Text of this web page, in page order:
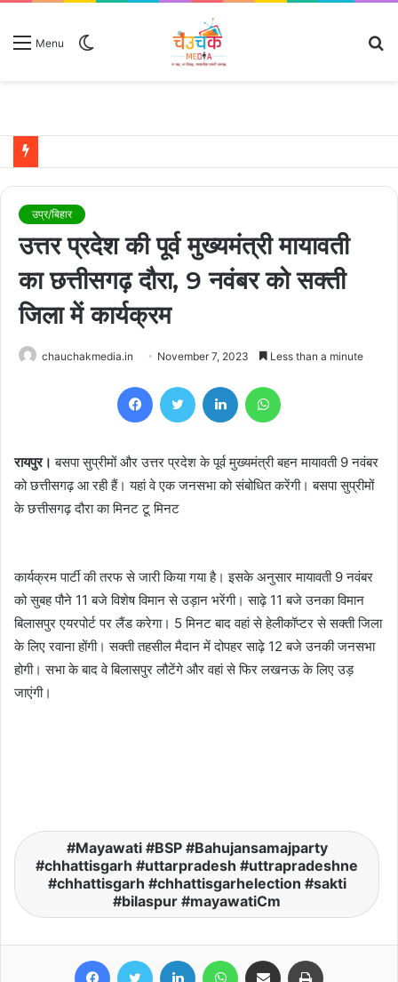
Menu
उप्र/बिहार
उत्तर प्रदेश की पूर्व मुख्यमंत्री मायावती
का छत्तीसगढ़ दौरा, 9 नवंबर को सक्ती
जिला में कार्यक्रम
chauchakmedia.in November 7, 2023 Less than a minute
FacebookTwitter LinkedIn
रायपुर। बसपा सुप्रीमों और उत्तर प्रदेश के पूर्व मुख्यमंत्री बहन मायावती 9 नवंबर
को छत्तीसगढ़ आ रही हैं। यहां वे एक जनसभा को संबोधित करेंगी। बसपा सुप्रीमों
के छत्तीसगढ़ दौरा का मिनट टू मिनट
कार्यक्रम पार्टी की तरफ से जारी किया गया है। इसके अनुसार मायावती 9 नवंबर
को सुबह पौने 11 बजे विशेष विमान से उड़ान भरेंगी। साढ़े 11 बजे उनका विमान
बिलासपुर एयरपोर्ट पर लैंड करेगा। 5 मिनट बाद वहां से हेलीकॉप्टर से सक्ती जिला
के लिए रवाना होंगी। सक्ती तहसील मैदान में दोपहर साढ़े 12 बजे उनकी जनसभा
होगी। सभा के बाद वे बिलासपुर लौटेंगे और वहां से फिर लखनऊ के लिए उड़
जाएंगी।
Mayawati #BSP #Bahujansamajparty
#chhattisgarh #uttarpradesh #uttrapradeshne
#chhattisgarh #chhattisgarhelection #sakti
#bilaspur #mayawatiCm
FacebookTwitter LinkedIn WhatsAppShare via Email